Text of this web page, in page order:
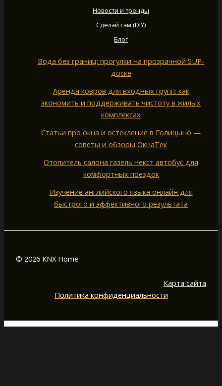
Новости и тренды
Сделай сам (DIY)
Блог
Вода без границ: прогулки на прозрачной SUP-
доске
Аренда ковров для входных групп: как
экономить и поддерживать чистоту в жилых
комплексах
Статьи про окна и остекление в Голицыно —
советы и обзоры ОкнаТек
Отопитель салона газель некст автобус для
комфортных поездок
Изучение английского языка онлайн для
быстрого и эффективного результата
© 2026 KNX Home
Карта сайта
Политика конфиденциальности